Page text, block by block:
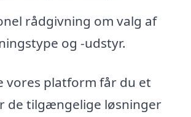
rådgivning om valg af
og -udstyr.
vores platform får du et
de tilgængelige løsninger